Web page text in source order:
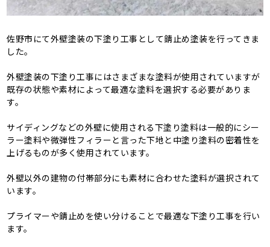
佐野市にて外壁塗装の下塗り工事として錆止め塗装を行ってきま
した。
外壁塗装の下塗り工事にはさまざまな塗料が使用されていますが
既存の状態や素材によって最適な塗料を選択する必要がありま
す。
サイディングなどの外壁に使用される下塗り塗料は一般的にシー
ラー塗料や微弾性フィラーと言った下地と中塗り塗料の密着性を
上げるものが多く使用されています。
外壁以外の建物の付帯部分にも素材に合わせた塗料が選択されて
います。
プライマーや錆止めを使い分けることで最適な下塗り工事を行い
ます。